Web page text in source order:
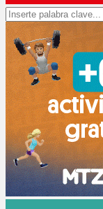
Search
for: